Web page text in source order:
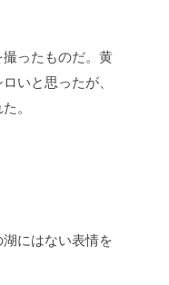
ったものだ。黄
いと思ったが、
。
湖にはない表情を